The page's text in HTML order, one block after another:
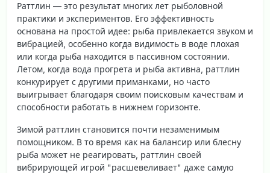
Раттлин — это результат многих лет рыболовной
практики и экспериментов. Его эффективность
основана на простой идее: рыба привлекается звуком и
вибрацией, особенно когда видимость в воде плохая
или когда рыба находится в пассивном состоянии.
Летом, когда вода прогрета и рыба активна, раттлин
конкурирует с другими приманками, но часто
выигрывает благодаря своим поисковым качествам и
способности работать в нижнем горизонте.
Зимой раттлин становится почти незаменимым
помощником. В то время как на балансир или блесну
рыба может не реагировать, раттлин своей
вибрирующей игрой "расшевеливает" даже самую